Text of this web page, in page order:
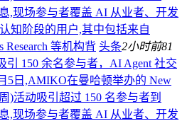
,现场参与者覆盖 AI 从业者、开发
知阶段的用户,其中包括来自
Research 等机构背 头条2小时前81
150 余名参与者，AI Agent 社交
5日,AMIKO在曼哈顿举办的 New
)活动吸引超过 150 名参与者到
,现场参与者覆盖 AI 从业者、开发